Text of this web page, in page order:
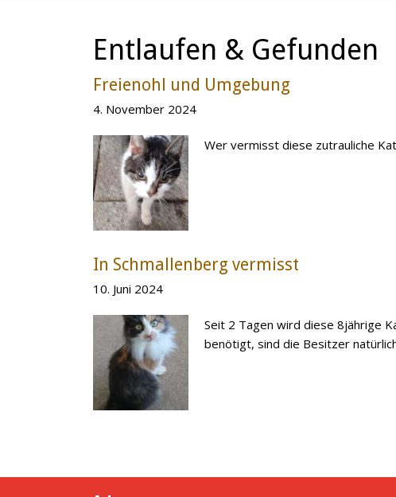
Entlaufen & Gefunden
Freienohl und Umgebung
4. November 2024
Wer vermisst diese zutrauliche
In Schmallenberg vermisst
10. Juni 2024
Seit 2 Tagen wird diese 8jährige
benötigt, sind die Besitzer